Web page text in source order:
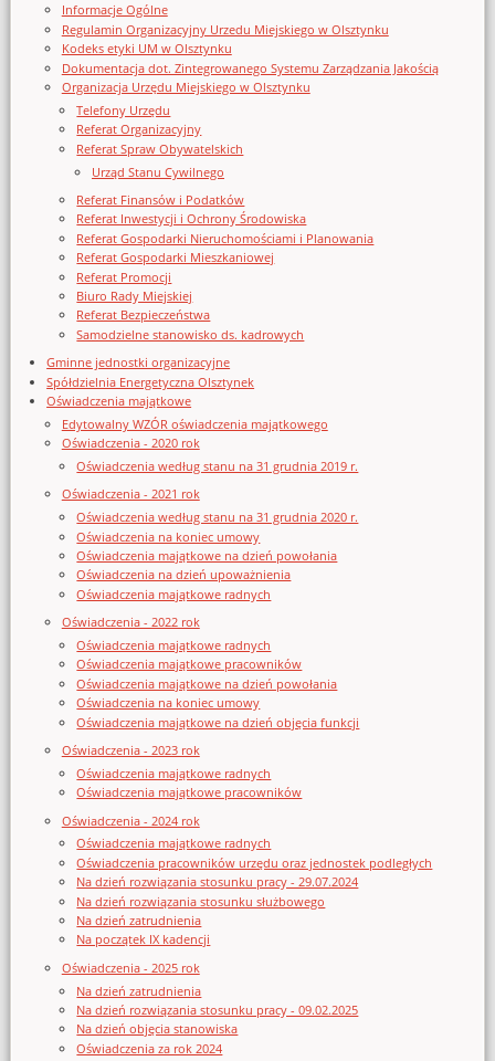
Informacje Ogólne
Regulamin Organizacyjny Urzedu Miejskiego w Olsztynku
Kodeks etyki UM w Olsztynku
Dokumentacja dot. Zintegrowanego Systemu Zarządzania Jakością
Organizacja Urzędu Miejskiego w Olsztynku
Telefony Urzędu
Referat Organizacyjny
Referat Spraw Obywatelskich
Urząd Stanu Cywilnego
Referat Finansów i Podatków
Referat Inwestycji i Ochrony Środowiska
Referat Gospodarki Nieruchomościami i Planowania
Referat Gospodarki Mieszkaniowej
Referat Promocji
Biuro Rady Miejskiej
Referat Bezpieczeństwa
Samodzielne stanowisko ds. kadrowych
Gminne jednostki organizacyjne
Spółdzielnia Energetyczna Olsztynek
Oświadczenia majątkowe
Edytowalny WZÓR oświadczenia majątkowego
Oświadczenia - 2020 rok
Oświadczenia według stanu na 31 grudnia 2019 r.
Oświadczenia - 2021 rok
Oświadczenia według stanu na 31 grudnia 2020 r.
Oświadczenia na koniec umowy
Oświadczenia majątkowe na dzień powołania
Oświadczenia na dzień upoważnienia
Oświadczenia majątkowe radnych
Oświadczenia - 2022 rok
Oświadczenia majątkowe radnych
Oświadczenia majątkowe pracowników
Oświadczenia majątkowe na dzień powołania
Oświadczenia na koniec umowy
Oświadczenia majątkowe na dzień objęcia funkcji
Oświadczenia - 2023 rok
Oświadczenia majątkowe radnych
Oświadczenia majątkowe pracowników
Oświadczenia - 2024 rok
Oświadczenia majątkowe radnych
Oświadczenia pracowników urzędu oraz jednostek podległych
Na dzień rozwiązania stosunku pracy - 29.07.2024
Na dzień rozwiązania stosunku służbowego
Na dzień zatrudnienia
Na początek IX kadencji
Oświadczenia - 2025 rok
Na dzień zatrudnienia
Na dzień rozwiązania stosunku pracy - 09.02.2025
Na dzień objęcia stanowiska
Oświadczenia za rok 2024